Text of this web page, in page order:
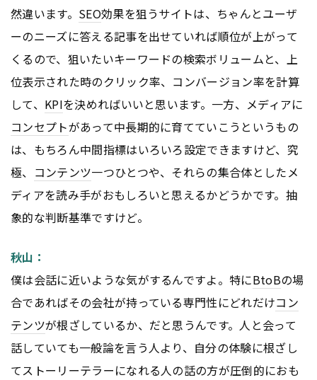
然違います。 SEO効果を狙うサイトは、ちゃんとユーザ
ーのニーズに答える記事を出せていれば順位が上がって
くるので、狙いたいキーワードの検索ボリュームと、上
位表示された時のクリック率、コンバージョン率を計算
して、 KPIを決めればいいと思います。一方、メディアに
コンセプトがあって中長期的に育てていこうというもの
は、もちろん中間指標はいろいろ設定できますけど、究
極、 コンテンツ一つひとつや、それらの集合体としたメ
ディアを読み手がおもしろいと思えるかどうかです。抽
象的な判断基準ですけど。
秋山：
僕は会話に近いような気がするんですよ。特にBtoBの場
合であればその会社が持っている専門性にどれだけコン
テンツが根ざしているか、だと思うんです。人と会って
話していても一般論を言う人より、自分の体験に根ざし
てストーリーテラーになれる人の話の方が圧倒的におも